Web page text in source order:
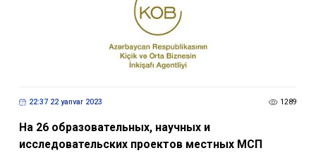
22:37 22 yanvar 2023 1289
На 26 образовательных, научных и
исследовательских проектов местных МСП